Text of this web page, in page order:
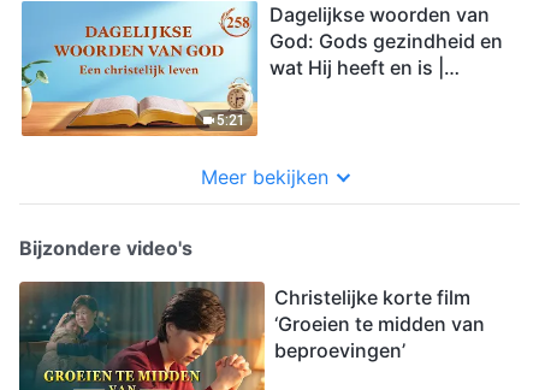
5:21
Dagelijkse woorden van
God: Gods gezindheid en
wat Hij heeft en is |
Meer bekijken
Bijzondere video's
Christelijke korte film
‘Groeien te midden van
beproevingen’